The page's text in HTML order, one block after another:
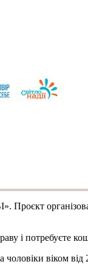
Проєкт
і потребуєте
чоловіки віком від